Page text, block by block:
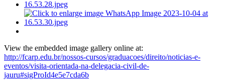
View the embedded image gallery online at:
http://fcarp.edu.br/nossos-cursos/graduacoes/direito/noticias-e-
eventos/visita-orientada-na-delegacia-civil-de-
jauru#sigProId4e5e7cda6b